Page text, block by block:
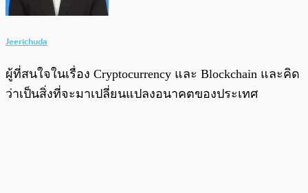
Jeerichuda
ผู้ที่สนใจในเรื่อง Cryptocurrency และ Blockchain และคิด
ว่าเป็นสิ่งที่จะมาเปลี่ยนแปลงอนาคตของประเทศ